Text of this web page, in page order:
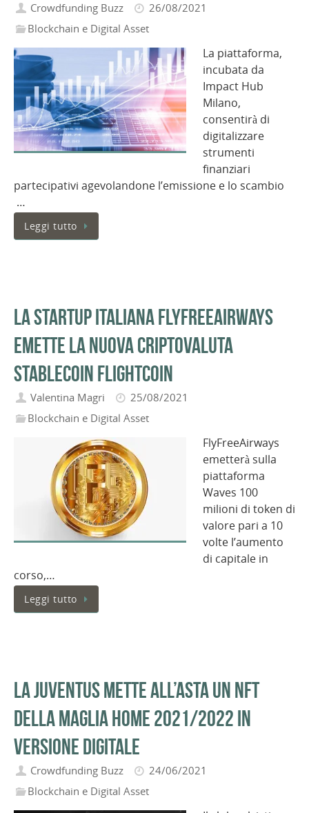
Crowdfunding Buzz
26/08/2021
Blockchain e Digital Asset
La piattaforma,
incubata da
Impact Hub
Milano,
consentirà di
digitalizzare
strumenti
finanziari
partecipativi agevolandone l’emissione e lo scambio
…
Leggi tutto
La startup italiana FlyFreeAirways
emette la nuova criptovaluta
stablecoin FlightCoin
Valentina Magri
25/08/2021
Blockchain e Digital Asset
FlyFreeAirways
emetterà sulla
piattaforma
Waves 100
milioni di token di
valore pari a 10
volte l’aumento
di capitale in
corso,…
Leggi tutto
La Juventus mette all’asta un NFT
della maglia Home 2021/2022 in
versione digitale
Crowdfunding Buzz
24/06/2021
Blockchain e Digital Asset